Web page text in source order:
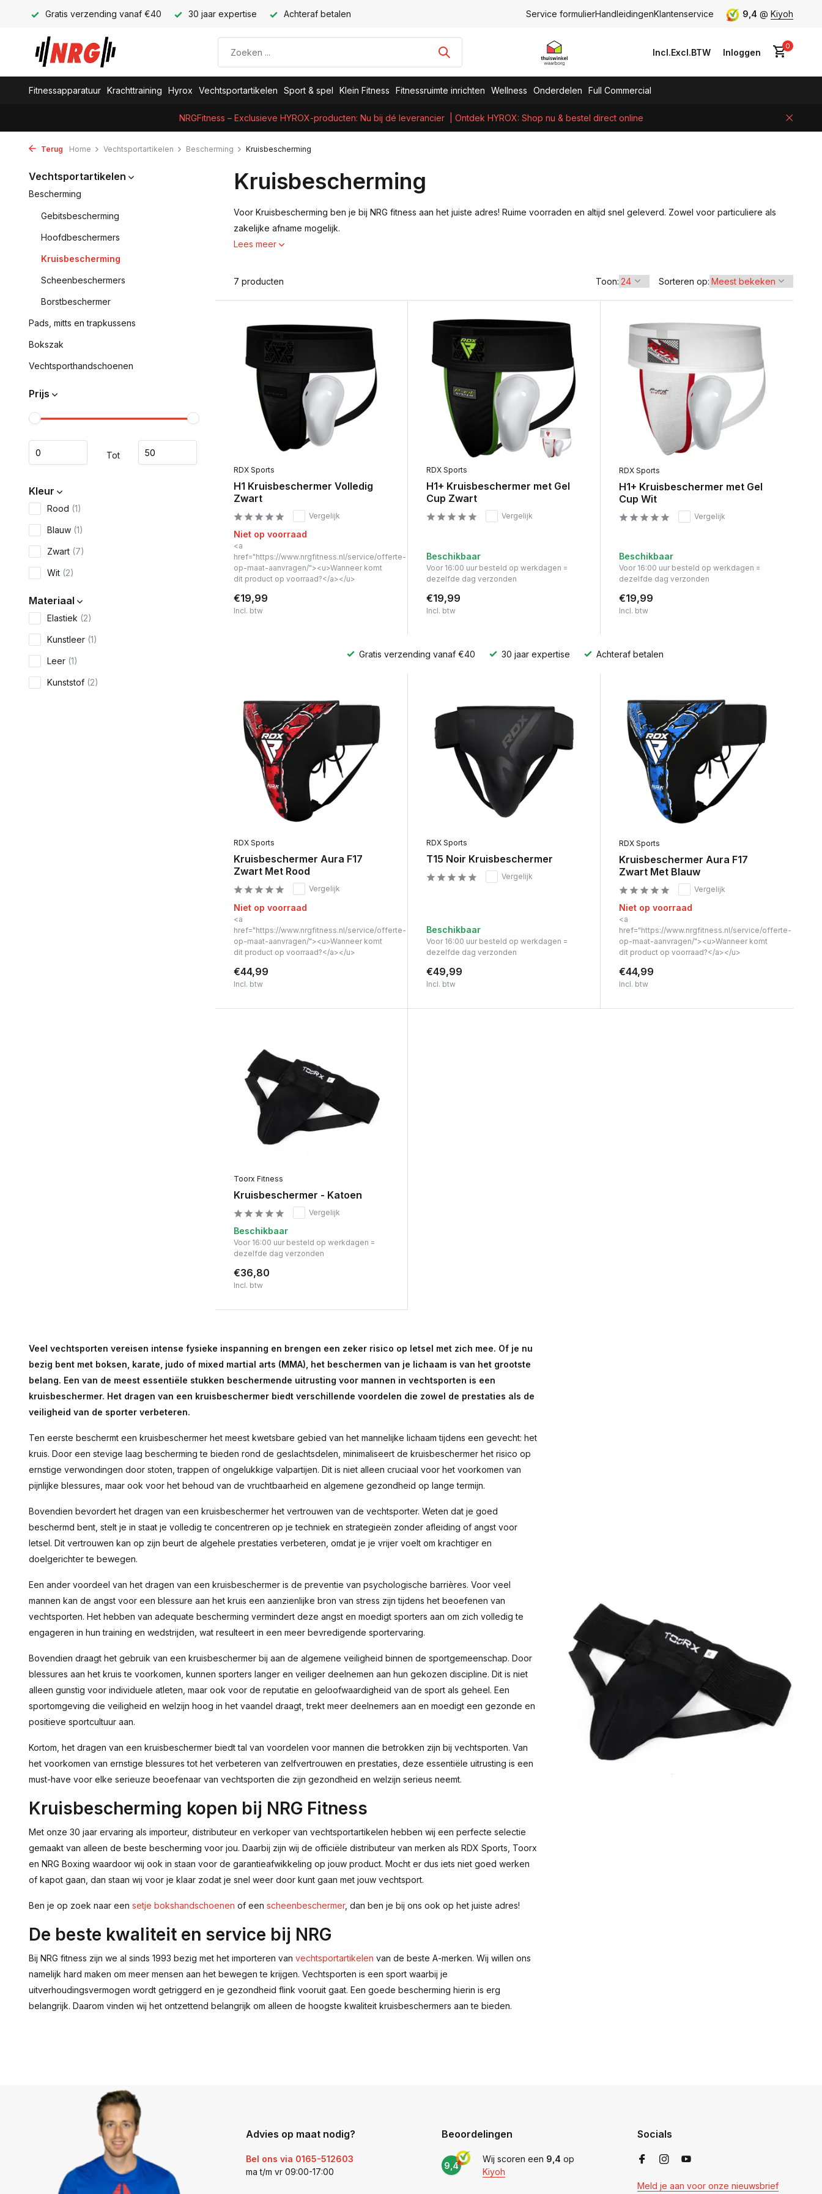
Gratis verzending vanaf €40 30 jaar expertise Achteraf betalen Service formulierHandleidingenKlantenservice 9,4 @ Kiyoh
Incl.Excl.BTW Inloggen
0
Fitnessapparatuur Krachttraining Hyrox Vechtsportartikelen Sport & spel Klein Fitness Fitnessruimte inrichten Wellness Onderdelen Full Commercial
NRGFitness – Exclusieve HYROX-producten: Nu bij dé leverancier | Ontdek HYROX: Shop nu & bestel direct online
Terug Home Vechtsportartikelen Bescherming Kruisbescherming
Vechtsportartikelen
Bescherming
Gebitsbescherming
Hoofdbeschermers
Kruisbescherming
Scheenbeschermers
Borstbeschermer
Pads, mitts en trapkussens
Bokszak
Vechtsporthandschoenen
Prijs
Tot
Kleur
Rood (1)
Blauw (1)
Zwart (7)
Wit (2)
Materiaal
Elastiek (2)
Kunstleer (1)
Leer (1)
Kunststof (2)
Kruisbescherming
Voor Kruisbescherming ben je bij NRG fitness aan het juiste adres! Ruime voorraden en altijd snel geleverd. Zowel voor particuliere als
zakelijke afname mogelijk.
Lees meer
7 producten Toon: Sorteren op:
RDX Sports
H1 Kruisbeschermer Volledig
Zwart
Vergelijk
Niet op voorraad
<a
href="https://www.nrgfitness.nl/service/offerte-
op-maat-aanvragen/"><u>Wanneer komt
dit product op voorraad?</a></u>
€19,99
Incl. btw
RDX Sports
H1+ Kruisbeschermer met Gel
Cup Zwart
Vergelijk
Beschikbaar
Voor 16:00 uur besteld op werkdagen =
dezelfde dag verzonden
€19,99
Incl. btw
RDX Sports
H1+ Kruisbeschermer met Gel
Cup Wit
Vergelijk
Beschikbaar
Voor 16:00 uur besteld op werkdagen =
dezelfde dag verzonden
€19,99
Incl. btw
Gratis verzending vanaf €40 30 jaar expertise Achteraf betalen
RDX Sports
Kruisbeschermer Aura F17
Zwart Met Rood
Vergelijk
Niet op voorraad
<a
href="https://www.nrgfitness.nl/service/offerte-
op-maat-aanvragen/"><u>Wanneer komt
dit product op voorraad?</a></u>
€44,99
Incl. btw
RDX Sports
T15 Noir Kruisbeschermer
Vergelijk
Beschikbaar
Voor 16:00 uur besteld op werkdagen =
dezelfde dag verzonden
€49,99
Incl. btw
RDX Sports
Kruisbeschermer Aura F17
Zwart Met Blauw
Vergelijk
Niet op voorraad
<a
href="https://www.nrgfitness.nl/service/offerte-
op-maat-aanvragen/"><u>Wanneer komt
dit product op voorraad?</a></u>
€44,99
Incl. btw
Toorx Fitness
Kruisbeschermer - Katoen
Vergelijk
Beschikbaar
Voor 16:00 uur besteld op werkdagen =
dezelfde dag verzonden
€36,80
Incl. btw
Veel vechtsporten vereisen intense fysieke inspanning en brengen een zeker risico op letsel met zich mee. Of je nu
bezig bent met boksen, karate, judo of mixed martial arts (MMA), het beschermen van je lichaam is van het grootste
belang. Een van de meest essentiële stukken beschermende uitrusting voor mannen in vechtsporten is een
kruisbeschermer. Het dragen van een kruisbeschermer biedt verschillende voordelen die zowel de prestaties als de
veiligheid van de sporter verbeteren.
Ten eerste beschermt een kruisbeschermer het meest kwetsbare gebied van het mannelijke lichaam tijdens een gevecht: het
kruis. Door een stevige laag bescherming te bieden rond de geslachtsdelen, minimaliseert de kruisbeschermer het risico op
ernstige verwondingen door stoten, trappen of ongelukkige valpartijen. Dit is niet alleen cruciaal voor het voorkomen van
pijnlijke blessures, maar ook voor het behoud van de vruchtbaarheid en algemene gezondheid op lange termijn.
Bovendien bevordert het dragen van een kruisbeschermer het vertrouwen van de vechtsporter. Weten dat je goed
beschermd bent, stelt je in staat je volledig te concentreren op je techniek en strategieën zonder afleiding of angst voor
letsel. Dit vertrouwen kan op zijn beurt de algehele prestaties verbeteren, omdat je je vrijer voelt om krachtiger en
doelgerichter te bewegen.
Een ander voordeel van het dragen van een kruisbeschermer is de preventie van psychologische barrières. Voor veel
mannen kan de angst voor een blessure aan het kruis een aanzienlijke bron van stress zijn tijdens het beoefenen van
vechtsporten. Het hebben van adequate bescherming vermindert deze angst en moedigt sporters aan om zich volledig te
engageren in hun training en wedstrijden, wat resulteert in een meer bevredigende sportervaring.
Bovendien draagt het gebruik van een kruisbeschermer bij aan de algemene veiligheid binnen de sportgemeenschap. Door
blessures aan het kruis te voorkomen, kunnen sporters langer en veiliger deelnemen aan hun gekozen discipline. Dit is niet
alleen gunstig voor individuele atleten, maar ook voor de reputatie en geloofwaardigheid van de sport als geheel. Een
sportomgeving die veiligheid en welzijn hoog in het vaandel draagt, trekt meer deelnemers aan en moedigt een gezonde en
positieve sportcultuur aan.
Kortom, het dragen van een kruisbeschermer biedt tal van voordelen voor mannen die betrokken zijn bij vechtsporten. Van
het voorkomen van ernstige blessures tot het verbeteren van zelfvertrouwen en prestaties, deze essentiële uitrusting is een
must-have voor elke serieuze beoefenaar van vechtsporten die zijn gezondheid en welzijn serieus neemt.
Kruisbescherming kopen bij NRG Fitness
Met onze 30 jaar ervaring als importeur, distributeur en verkoper van vechtsportartikelen hebben wij een perfecte selectie
gemaakt van alleen de beste bescherming voor jou. Daarbij zijn wij de officiële distributeur van merken als RDX Sports, Toorx
en NRG Boxing waardoor wij ook in staan voor de garantieafwikkeling op jouw product. Mocht er dus iets niet goed werken
of kapot gaan, dan staan wij voor je klaar zodat je snel weer door kunt gaan met jouw vechtsport.
Ben je op zoek naar een setje bokshandschoenen of een scheenbeschermer, dan ben je bij ons ook op het juiste adres!
De beste kwaliteit en service bij NRG
Bij NRG fitness zijn we al sinds 1993 bezig met het importeren van vechtsportartikelen van de beste A-merken. Wij willen ons
namelijk hard maken om meer mensen aan het bewegen te krijgen. Vechtsporten is een sport waarbij je
uitverhoudingsvermogen wordt getriggerd en je gezondheid flink vooruit gaat. Een goede bescherming hierin is erg
belangrijk. Daarom vinden wij het ontzettend belangrijk om alleen de hoogste kwaliteit kruisbeschermers aan te bieden.
Advies op maat nodig?
Bel ons via 0165-512603
ma t/m vr 09:00-17:00
Beoordelingen
9,4
Wij scoren een 9,4 op
Kiyoh
Socials
Meld je aan voor onze nieuwsbrief